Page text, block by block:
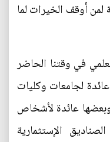
أوقف الخيرات لما
في وقتنا الحاضر
لجامعات وكليات
عائدة لأشخاص
الإستثمارية